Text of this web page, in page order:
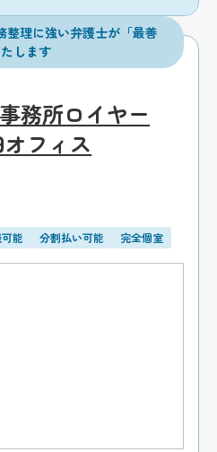
整理に強い弁護士が「最善
します
務所ロイヤー
フィス
能 分割払い可能 完全個室